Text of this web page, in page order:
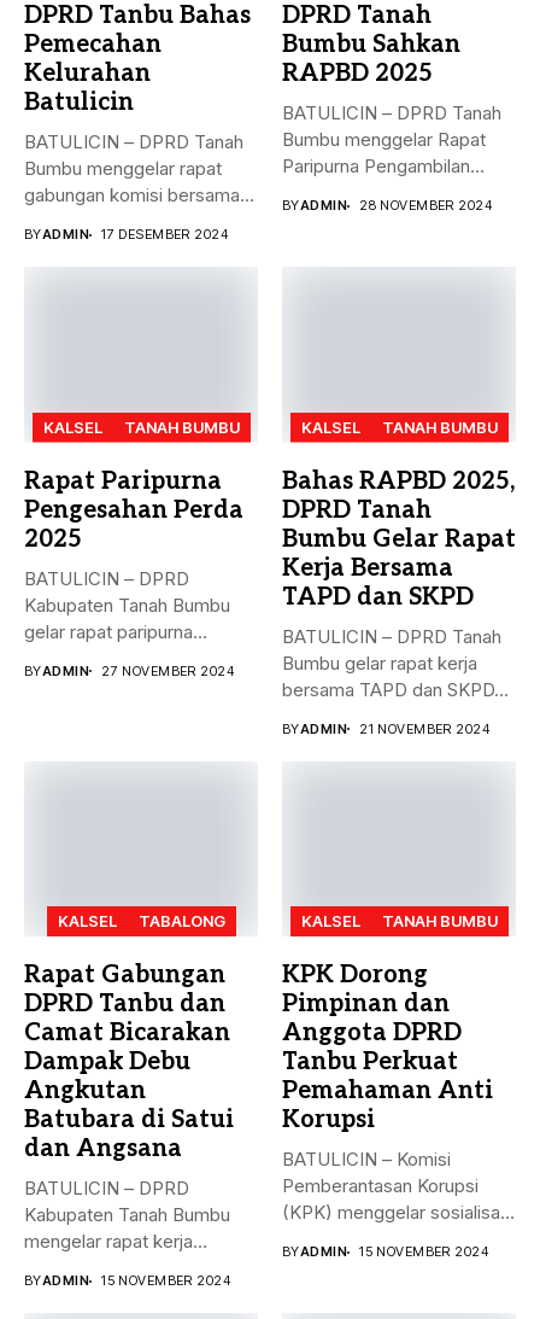
DPRD Tanbu Bahas
Pemecahan
Kelurahan
Batulicin
BATULICIN – DPRD Tanah
Bumbu menggelar rapat
gabungan komisi bersama
BYADMIN 17 DESEMBER 2024
DPRD Tanah
Bumbu Sahkan
RAPBD 2025
BATULICIN – DPRD Tanah
Bumbu menggelar Rapat
Paripurna Pengambilan
BYADMIN 28 NOVEMBER 2024
KALSEL TANAH BUMBU
Rapat Paripurna
Pengesahan Perda
2025
BATULICIN – DPRD
Kabupaten Tanah Bumbu
gelar rapat paripurna
BYADMIN 27 NOVEMBER 2024
KALSEL TANAH BUMBU
Bahas RAPBD 2025,
DPRD Tanah
Bumbu Gelar Rapat
Kerja Bersama
TAPD dan SKPD
BATULICIN – DPRD Tanah
Bumbu gelar rapat kerja
bersama TAPD dan SKPD...
BYADMIN 21 NOVEMBER 2024
KALSEL TABALONG
Rapat Gabungan
DPRD Tanbu dan
Camat Bicarakan
Dampak Debu
Angkutan
Batubara di Satui
dan Angsana
BATULICIN – DPRD
Kabupaten Tanah Bumbu
mengelar rapat kerja
BYADMIN 15 NOVEMBER 2024
KALSEL TANAH BUMBU
KPK Dorong
Pimpinan dan
Anggota DPRD
Tanbu Perkuat
Pemahaman Anti
Korupsi
BATULICIN – Komisi
Pemberantasan Korupsi
(KPK) menggelar sosialisasi
BYADMIN 15 NOVEMBER 2024